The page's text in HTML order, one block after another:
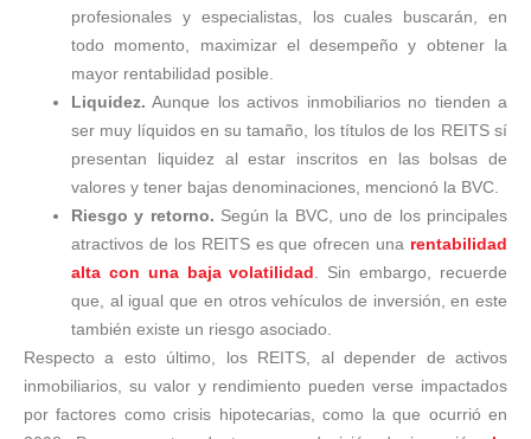
profesionales y especialistas, los cuales buscarán, en
todo momento, maximizar el desempeño y obtener la
mayor rentabilidad posible.
Liquidez. Aunque los activos inmobiliarios no tienden a
ser muy líquidos en su tamaño, los títulos de los REITS sí
presentan liquidez al estar inscritos en las bolsas de
valores y tener bajas denominaciones, mencionó la BVC.
Riesgo y retorno. Según la BVC, uno de los principales
atractivos de los REITS es que ofrecen una rentabilidad
alta con una baja volatilidad. Sin embargo, recuerde
que, al igual que en otros vehículos de inversión, en este
también existe un riesgo asociado.
Respecto a esto último, los REITS, al depender de activos
inmobiliarios, su valor y rendimiento pueden verse impactados
por factores como crisis hipotecarias, como la que ocurrió en